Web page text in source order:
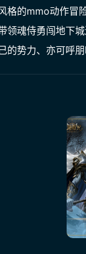
格的mmo动作
领魂侍勇闯地下
的势力、亦可呼